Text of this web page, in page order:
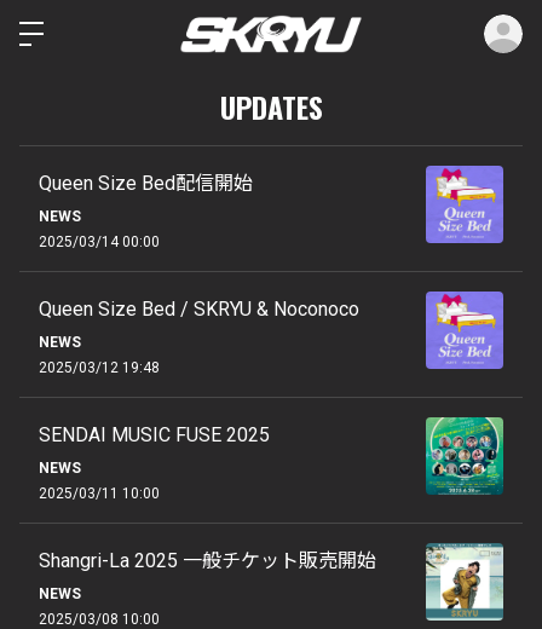
UPDATES
Queen Size Bed配信開始
NEWS
2025/03/14 00:00
Queen Size Bed / SKRYU & Noconoco
NEWS
2025/03/12 19:48
SENDAI MUSIC FUSE 2025
NEWS
2025/03/11 10:00
Shangri-La 2025 一般チケット販売開始
NEWS
2025/03/08 10:00